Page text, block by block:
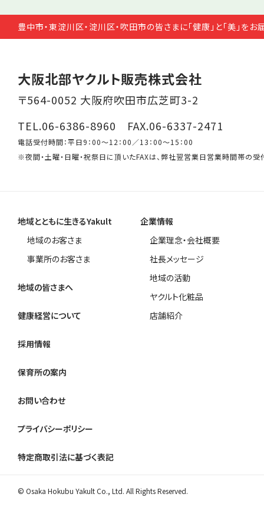
豊中市・東淀川区・淀川区・吹田市の皆さまに「健康」と「美」をお
大阪北部ヤクルト販売株式会社
〒564-0052 大阪府吹田市広芝町3-2
TEL.06-6386-8960 FAX.06-6337-2471
電話受付時間：平日9：00～12：00／13：00～15：00
※夜間・土曜・日曜・祝祭日に頂いたFAXは、弊社翌営業日営業時間帯の受
地域とともに生きるYakult
地域のお客さま
事業所のお客さま
地域の皆さまへ
健康経営について
企業情報
企業理念・会社概要
社長メッセージ
地域の活動
ヤクルト化粧品
店舗紹介
採用情報
保育所の案内
お問い合わせ
プライバシーポリシー
特定商取引法に基づく表記
© Osaka Hokubu Yakult Co., Ltd. All Rights Reserved.